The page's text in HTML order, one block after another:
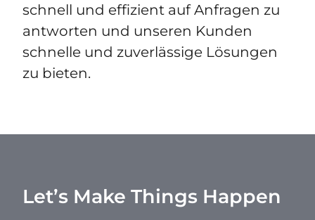
schnell und effizient auf Anfragen zu
antworten und unseren Kunden
schnelle und zuverlässige Lösungen
zu bieten.
Let’s Make Things Happen